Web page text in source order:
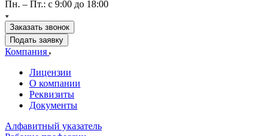
Пн. – Пт.: с 9:00 до 18:00
Заказать звонок
Подать заявку
Компания
Лицензии
О компании
Реквизиты
Документы
Алфавитный указатель